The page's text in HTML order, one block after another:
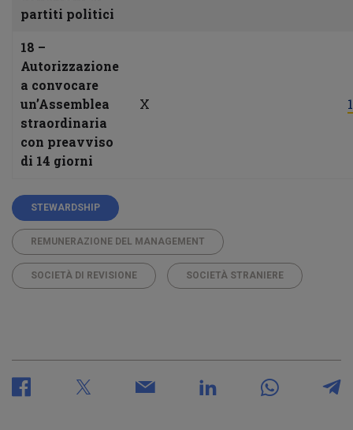
partiti politici
18 –
Autorizzazione
a convocare
un’Assemblea
straordinaria
con preavviso
di 14 giorni
X
STEWARDSHIP
REMUNERAZIONE DEL MANAGEMENT
SOCIETÀ DI REVISIONE SOCIETÀ STRANIERE